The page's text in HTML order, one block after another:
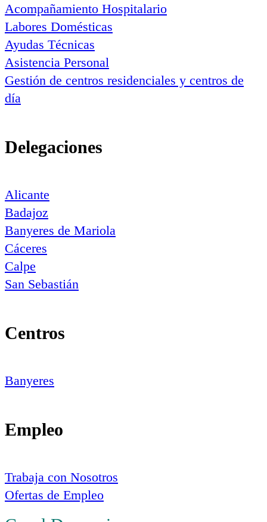
Acompañamiento Hospitalario
Labores Domésticas
Ayudas Técnicas
Asistencia Personal
Gestión de centros residenciales y centros de
día
Delegaciones
Alicante
Badajoz
Banyeres de Mariola
Cáceres
Calpe
San Sebastián
Centros
Banyeres
Empleo
Trabaja con Nosotros
Ofertas de Empleo